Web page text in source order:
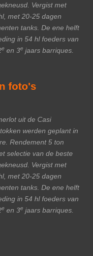
Vergist met
met 20-25 dagen
tanks. De ene helft
in 54 hl foeders van
e en 3e jaars barriques.
foto's
uit de Casi
werden geplant in
Rendement 5 ton
selectie van de beste
Vergist met
met 20-25 dagen
tanks. De ene helft
in 54 hl foeders van
e en 3e jaars barriques.